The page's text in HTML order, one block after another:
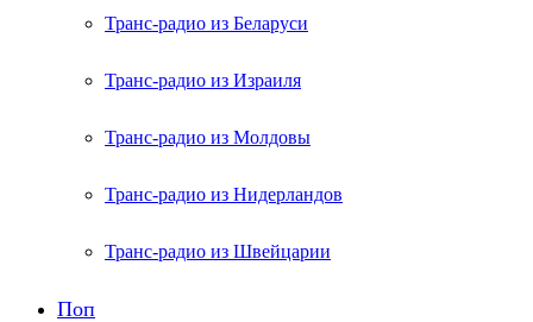
Транс-радио из Беларуси
Транс-радио из Израиля
Транс-радио из Молдовы
Транс-радио из Нидерландов
Транс-радио из Швейцарии
Поп